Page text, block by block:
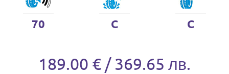
70 C C
189.00 € / 369.65 лв.